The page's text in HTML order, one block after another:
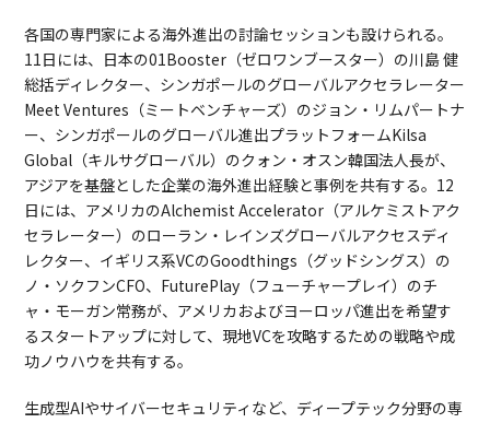
各国の専門家による海外進出の討論セッションも設けられる。
11日には、日本の01Booster（ゼロワンブースター）の川島 健
総括ディレクター、シンガポールのグローバルアクセラレーター
Meet Ventures（ミートベンチャーズ）のジョン・リムパートナ
ー、シンガポールのグローバル進出プラットフォームKilsa
Global（キルサグローバル）のクォン・オスン韓国法人長が、
アジアを基盤とした企業の海外進出経験と事例を共有する。12
日には、アメリカのAlchemist Accelerator（アルケミストアク
セラレーター）のローラン・レインズグローバルアクセスディ
レクター、イギリス系VCのGoodthings（グッドシングス）の
ノ・ソクフンCFO、FuturePlay（フューチャープレイ）のチ
ャ・モーガン常務が、アメリカおよびヨーロッパ進出を希望す
るスタートアップに対して、現地VCを攻略するための戦略や成
功ノウハウを共有する。
生成型AIやサイバーセキュリティなど、ディープテック分野の専